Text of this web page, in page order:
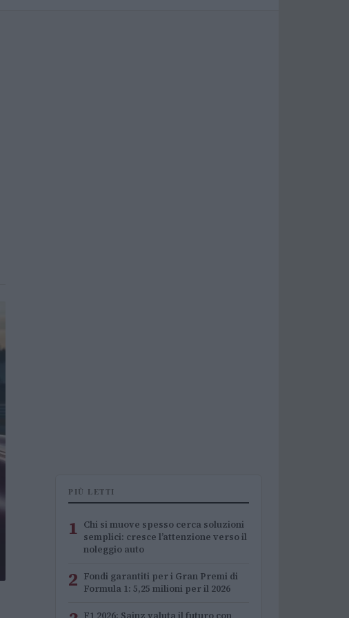
PIÙ LETTI
1 Chi si muove spesso cerca soluzioni
semplici: cresce l’attenzione verso il
noleggio auto
2 Fondi garantiti per i Gran Premi di
Formula 1: 5,25 milioni per il 2026
F1 2026: Sainz valuta il futuro con